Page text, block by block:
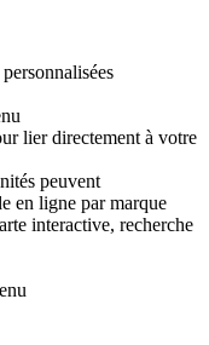
lier directement à votre
peuvent
en ligne par marque
interactive, recherche